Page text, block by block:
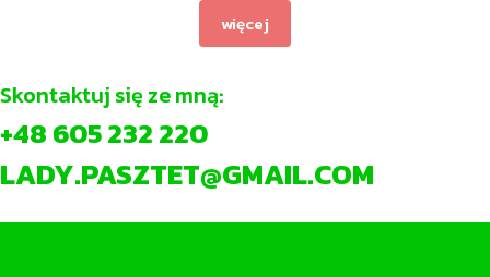
więcej
Skontaktuj się ze mną:
+48 605 232 220
LADY.PASZTET@GMAIL.COM